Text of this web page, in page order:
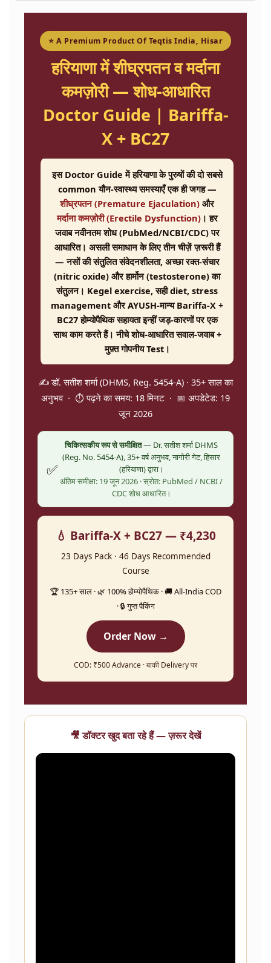
⭐ A Premium Product Of Teqtis India, Hisar
हरियाणा में शीघ्रपतन व मर्दाना
कमज़ोरी — शोध-आधारित
Doctor Guide | Bariffa-
X + BC27
इस Doctor Guide में हरियाणा के पुरुषों की दो सबसे
common यौन-स्वास्थ्य समस्याएँ एक ही जगह —
शीघ्रपतन (Premature Ejaculation) और
मर्दाना कमज़ोरी (Erectile Dysfunction)। हर
जवाब नवीनतम शोध (PubMed/NCBI/CDC) पर
आधारित। असली समाधान के लिए तीन चीज़ें ज़रूरी हैं
— नसों की संतुलित संवेदनशीलता, अच्छा रक्त-संचार
(nitric oxide) और हार्मोन (testosterone) का
संतुलन। Kegel exercise, सही diet, stress
management और AYUSH-मान्य Bariffa-X +
BC27 होम्योपैथिक सहायता इन्हीं जड़-कारणों पर एक
साथ काम करते हैं। नीचे शोध-आधारित सवाल-जवाब +
मुफ़्त गोपनीय Test।
✍️ डॉ. सतीश शर्मा (DHMS, Reg. 5454-A) · 35+ साल का
अनुभव · ⏱️ पढ़ने का समय: 18 मिनट · 📅 अपडेटेड: 19
जून 2026
✅
चिकित्सकीय रूप से समीक्षित— Dr. सतीश शर्मा DHMS
(Reg. No. 5454-A), 35+ वर्ष अनुभव, नागोरी गेट, हिसार
(हरियाणा) द्वारा।
अंतिम समीक्षा: 19 जून 2026 · स्रोत: PubMed / NCBI /
CDC शोध आधारित।
💧 Bariffa-X + BC27 — ₹4,230
23 Days Pack · 46 Days Recommended
Course
🏆 135+ साल · 🌿 100% होम्योपैथिक · 🚚 All-India COD
· 🔒 गुप्त पैकिंग
Order Now →
COD: ₹500 Advance · बाकी Delivery पर
🎥 डॉक्टर खुद बता रहे हैं — ज़रूर देखें